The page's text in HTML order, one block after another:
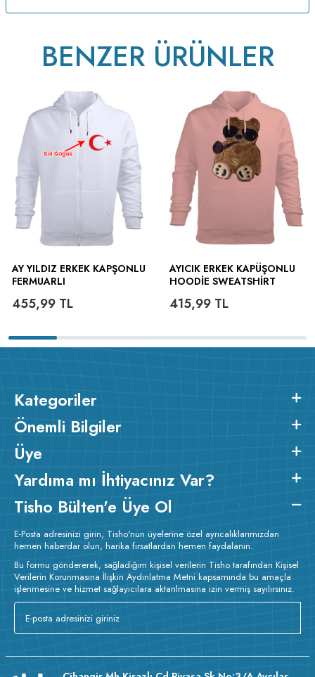
BENZER ÜRÜNLER
AY YILDIZ ERKEK KAPŞONLU
FERMUARLI
455,99 TL
AYICIK ERKEK KAPÜŞONLU
HOODIE SWEATSHIRT
415,99TL
Kategoriler
Önemli Bilgiler
Üye
Yardıma mı İhtiyacınız Var?
Tisho Bülten'e Üye Ol
E-Posta adresinizi girin, Tisho'nun üyelerine özel ayrıcalıklarımızdan
hemen haberdar olun, harika fırsatlardan hemen faydalanın.
Bu formu göndererek, sağladığım kişisel verilerin Tisho tarafından Kişisel
Verilerin Korunmasına İlişkin Aydınlatma Metni kapsamında bu amaçla
işlenmesine ve hizmet sağlayıcılara aktarılmasına izin vermiş sayılırsınız.